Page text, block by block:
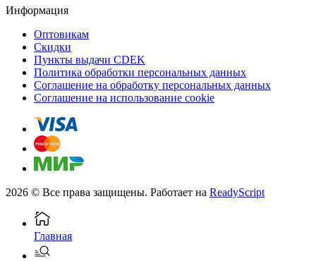
Информация
Оптовикам
Скидки
Пункты выдачи CDEK
Политика обработки персональных данных
Соглашение на обработку персональных данных
Соглашение на использование cookie
2026 © Все права защищены. Работает на ReadyScript
Главная